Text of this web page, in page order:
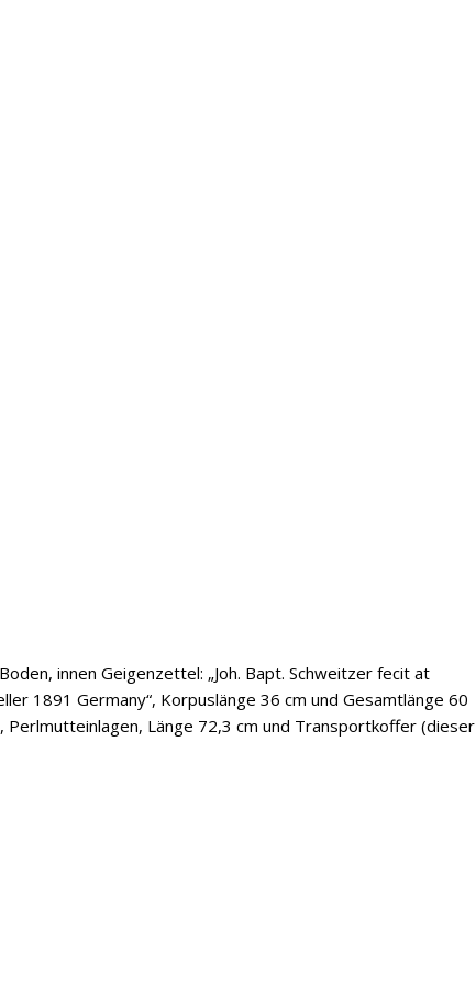
innen Geigenzettel: „Joh. Bapt. Schweitzer fecit at
1891 Germany“, Korpuslänge 36 cm und Gesamtlänge 60
Länge 72,3 cm und Transportkoffer (dieser